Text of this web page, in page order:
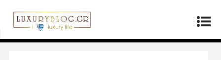
Αρχική σελίδα»Προϊόντα
χάλκινες γλάστρες;